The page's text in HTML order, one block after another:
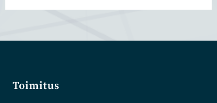
Toimitus